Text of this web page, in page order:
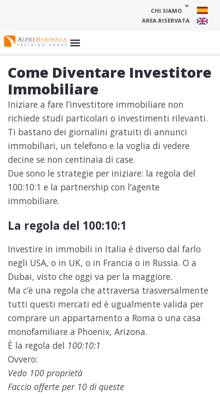
CHI SIAMO
AREA RISERVATA
Come Diventare Investitore
Immobiliare
Iniziare a fare l’investitore immobiliare non
richiede studi particolari o investimenti rilevanti.
Ti bastano dei giornalini gratuiti di annunci
immobiliari, un telefono e la voglia di vedere
decine se non centinaia di case.
Due sono le strategie per iniziare: la regola del
100:10:1 e la partnership con l’agente
immobiliare.
La regola del 100:10:1
Investire in immobili in Italia è diverso dal farlo
negli USA, o in UK, o in Francia o in Russia. O a
Dubai, visto che oggi va per la maggiore.
Ma c’è una regola che attraversa trasversalmente
tutti questi mercati ed è ugualmente valida per
comprare un appartamento a Roma o una casa
monofamiliare a Phoenix, Arizona.
È la regola del 100:10:1
Ovvero:
Vedo 100 proprietà
Faccio offerte per 10 di queste